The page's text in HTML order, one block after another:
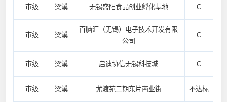
市级 梁溪 无锡盛阳食品创业孵化基地 C
市级 梁溪
百脑汇（无锡）电子技术开发有限
公司
C
市级 梁溪 启迪协信无锡科技城 C
市级 梁溪 尤渡苑二期东片商业街 不达标